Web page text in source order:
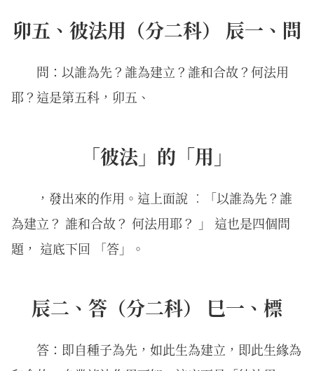
卯五、彼法用（分二科） 辰一、問
問：以誰為先？誰為建立？誰和合故？何法用
耶？這是第五科，卯五、
「彼法」的「用」
，發出來的作用。這上面說 ︰「以誰為先？誰
為建立？ 誰和合故？ 何法用耶？ 」 這也是四個問
題， 這底下回 「答」。
辰二、答（分二科） 巳一、標
答：即自種子為先，如此生為建立，即此生緣為